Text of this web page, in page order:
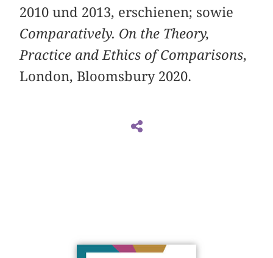
2010 und 2013, erschienen; sowie
Comparatively. On the Theory,
Practice and Ethics of Comparisons,
London, Bloomsbury 2020.